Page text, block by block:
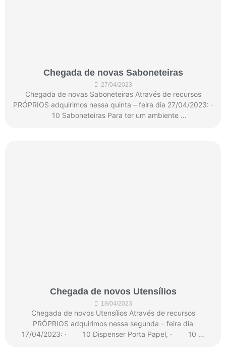
Chegada de novas Saboneteiras
27/04/2023
Chegada de novas Saboneteiras Através de recursos
PRÓPRIOS adquirimos nessa quinta – feira dia 27/04/2023: ·
10 Saboneteiras Para ter um ambiente …
Chegada de novos Utensílios
18/04/2023
Chegada de novos Utensílios Através de recursos
PRÓPRIOS adquirimos nessa segunda – feira dia
17/04/2023: · 10 Dispenser Porta Papel, · 10 …